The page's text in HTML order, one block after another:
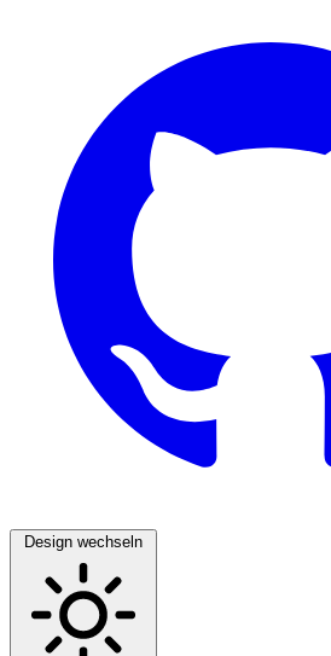
Design wechseln